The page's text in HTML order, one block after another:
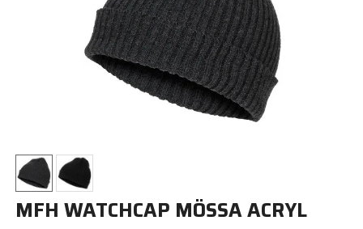
MFH WATCHCAP MÖSSA ACRYL